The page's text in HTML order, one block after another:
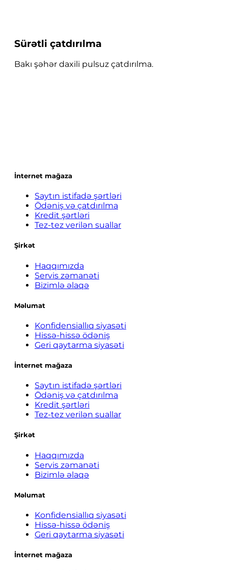
Sürətli çatdırılma
Bakı şəhər daxili pulsuz çatdırılma.
İnternet mağaza
Saytın istifadə şərtləri
Ödəniş və çatdırılma
Kredit şərtləri
Tez-tez verilən suallar
Şirkət
Haqqımızda
Servis zəmanəti
Bizimlə əlaqə
Məlumat
Konfidensiallıq siyasəti
Hissə-hissə ödəniş
Geri qaytarma siyasəti
İnternet mağaza
Saytın istifadə şərtləri
Ödəniş və çatdırılma
Kredit şərtləri
Tez-tez verilən suallar
Şirkət
Haqqımızda
Servis zəmanəti
Bizimlə əlaqə
Məlumat
Konfidensiallıq siyasəti
Hissə-hissə ödəniş
Geri qaytarma siyasəti
İnternet mağaza